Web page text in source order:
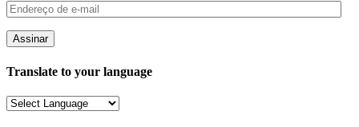
Endereço
de
e-
mail
Translate to your language